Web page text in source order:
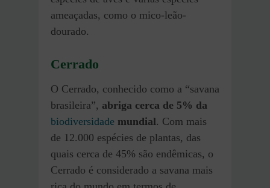
ameaçadas, como o mico-leão-
dourado.
Cerrado
O Cerrado, conhecido como a “savana
brasileira”, abriga cerca de 5% da
biodiversidade mundial. Com mais
de 12.000 espécies de plantas, das
quais cerca de 45% são endêmicas, o
Cerrado é considerado a savana mais